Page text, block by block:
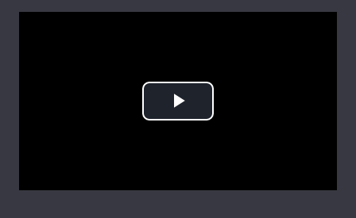
Відео з Youtube Статті
Вакансії
Play